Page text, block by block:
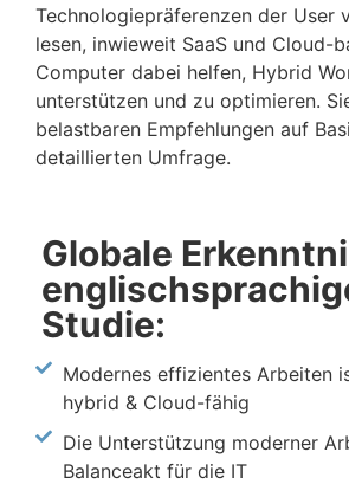
Technologiepräferenzen der User
lesen, inwieweit SaaS und Cloud-
Computer dabei helfen, Hybrid
unterstützen und zu optimieren.
belastbaren Empfehlungen auf
detaillierten Umfrage.
Globale
Studie:
Modernes effizientes Arbeiten
hybrid & Cloud-fähig
Die Unterstützung moderner
Balanceakt für die IT